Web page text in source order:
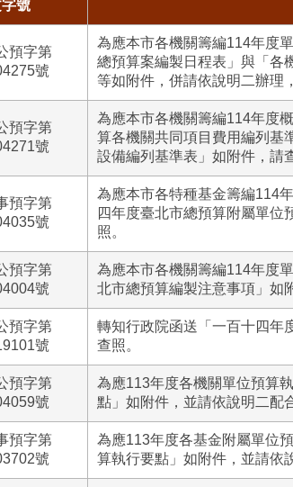
號
預字第
號
為應本市各機關籌編114年度
總預算案編製日程表」與「各
等如附件，併請依說明二辦理
預字第
號
為應本市各機關籌編114年度
算各機關共同項目費用編列基
設備編列基準表」如附件，請
預字第
號
為應本市各特種基金籌編114
四年度臺北市總預算附屬單位
照。
預字第
號
為應本市各機關籌編114年度
北市總預算編製注意事項」如
預字第
號
轉知行政院函送「一百十四年
查照。
預字第
號
為應113年度各機關單位預算
點」如附件，並請依說明二配
預字第
號
為應113年度各基金附屬單位
算執行要點」如附件，並請依